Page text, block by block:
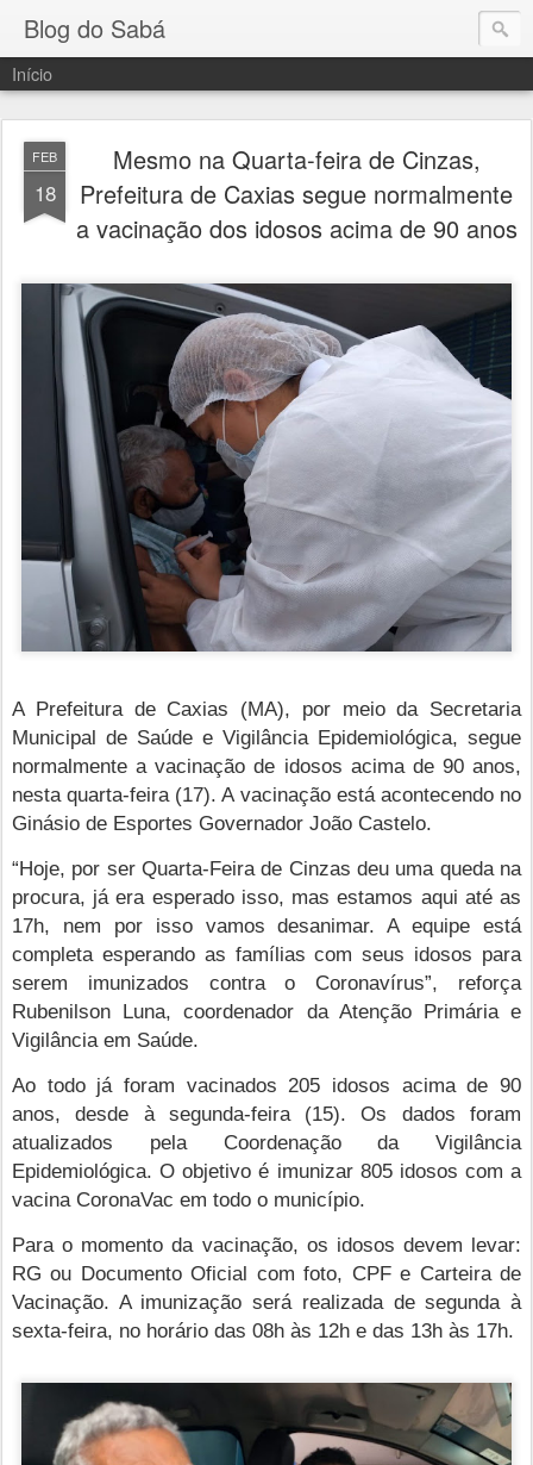
Blog do Sabá
Início
FEB
18
Mesmo na Quarta-feira de Cinzas,
Prefeitura de Caxias segue normalmente
a vacinação dos idosos acima de 90 anos
A Prefeitura de Caxias (MA), por meio da Secretaria
Municipal de Saúde e Vigilância Epidemiológica, segue
normalmente a vacinação de idosos acima de 90 anos,
nesta quarta-feira (17). A vacinação está acontecendo no
Ginásio de Esportes Governador João Castelo.
“Hoje, por ser Quarta-Feira de Cinzas deu uma queda na
procura, já era esperado isso, mas estamos aqui até as
17h, nem por isso vamos desanimar. A equipe está
completa esperando as famílias com seus idosos para
serem imunizados contra o Coronavírus”, reforça
Rubenilson Luna, coordenador da Atenção Primária e
Vigilância em Saúde.
Ao todo já foram vacinados 205 idosos acima de 90
anos, desde à segunda-feira (15). Os dados foram
atualizados pela Coordenação da Vigilância
Epidemiológica. O objetivo é imunizar 805 idosos com a
vacina CoronaVac em todo o município.
Para o momento da vacinação, os idosos devem levar:
RG ou Documento Oficial com foto, CPF e Carteira de
Vacinação. A imunização será realizada de segunda à
sexta-feira, no horário das 08h às 12h e das 13h às 17h.